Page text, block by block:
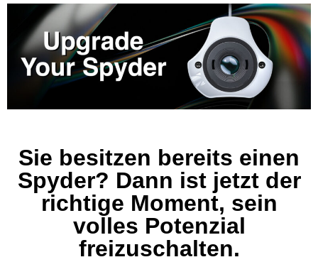
Sie besitzen bereits einen
Spyder? Dann ist jetzt der
richtige Moment, sein
volles Potenzial
freizuschalten.